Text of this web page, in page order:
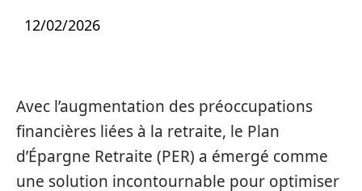
12/02/2026
Avec l’augmentation des préoccupations
financières liées à la retraite, le Plan
d’Épargne Retraite (PER) a émergé comme
une solution incontournable pour optimiser